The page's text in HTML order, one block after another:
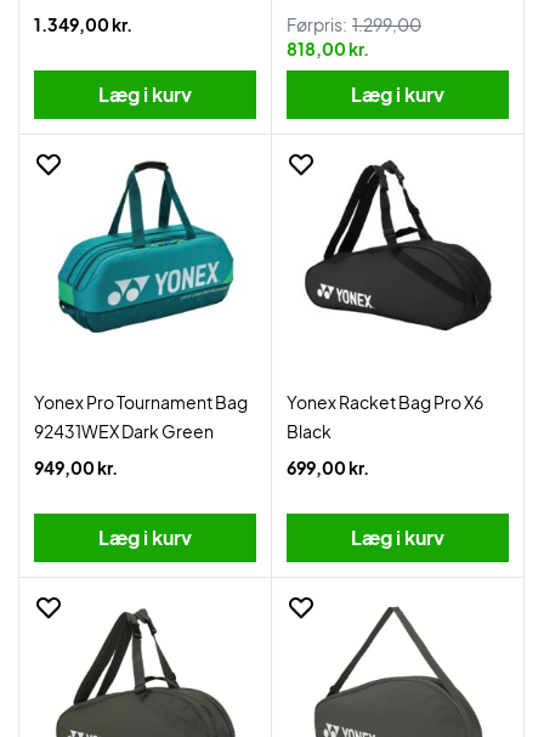
1.349,00 kr.
Læg i kurv
Førpris: 1.299,00
818,00 kr.
Læg i kurv
Yonex Pro Tournament Bag
92431WEX Dark Green
949,00 kr.
Læg i kurv
Yonex Racket Bag Pro X6
Black
699,00 kr.
Læg i kurv